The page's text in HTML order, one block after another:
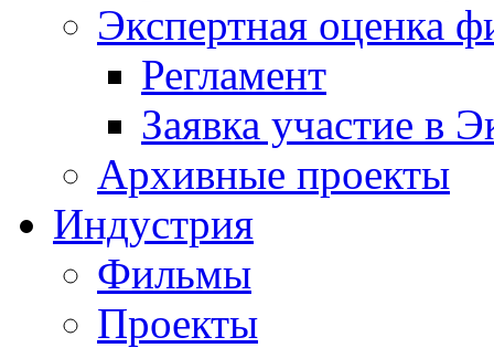
Экспертная оценка
Регламент
Заявка участие в
Архивные проекты
Индустрия
Фильмы
Проекты